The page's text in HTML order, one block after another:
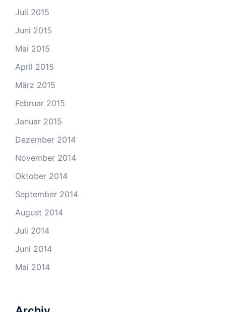
Juli 2015
Juni 2015
Mai 2015
April 2015
März 2015
Februar 2015
Januar 2015
Dezember 2014
November 2014
Oktober 2014
September 2014
August 2014
Juli 2014
Juni 2014
Mai 2014